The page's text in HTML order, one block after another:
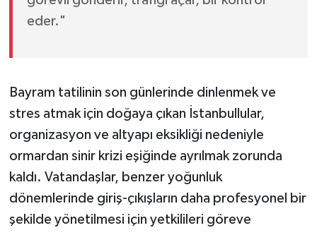
eder."
Bayram tatilinin son günlerinde dinlenmek ve
stres atmak için doğaya çıkan İstanbullular,
organizasyon ve altyapı eksikliği nedeniyle
ormardan sinir krizi eşiğinde ayrılmak zorunda
kaldı. Vatandaşlar, benzer yoğunluk
dönemlerinde giriş-çıkışların daha profesyonel bir
şekilde yönetilmesi için yetkilileri göreve